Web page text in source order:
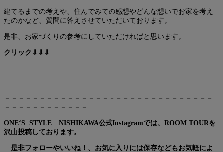
建てるまでの考えや、住んでみての感想やどんな想いでお家を考え
たのかなど、質問に答えさせていただいております。
是非、お家づくりの参考にしていただければと思います。
クリック⇓⇓⇓
－－－－－－－－－－－－－－－－－－－－－－－－－－－－－－
－－－－－－－－－－－－
ONE‘S STYLE NISHIKAWA公式Instagramでは、ROOM TOURを
沢山投稿しております。
是非フォローやいいね！、お気に入りには保存などもお気軽によ